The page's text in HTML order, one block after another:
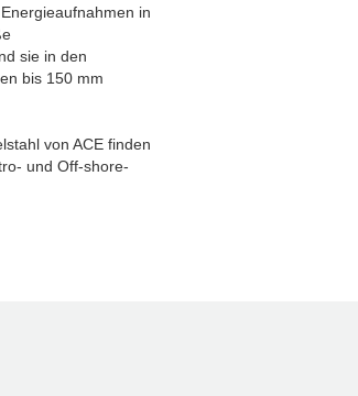
in
sie in den
bis 150 mm
von ACE finden
und Off-shore-